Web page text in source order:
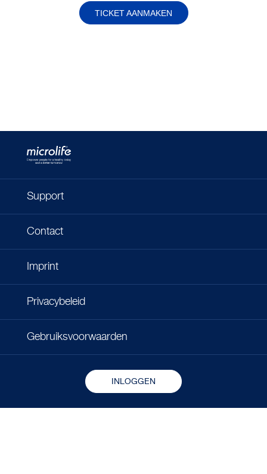
TICKET AANMAKEN
Support
Contact
Imprint
Privacybeleid
Gebruiksvoorwaarden
INLOGGEN